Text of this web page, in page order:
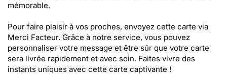
mémorable.
Pour faire plaisir à vos proches, envoyez cette carte via
Merci Facteur. Grâce à notre service, vous pouvez
personnaliser votre message et être sûr que votre carte
sera livrée rapidement et avec soin. Faites vivre des
instants uniques avec cette carte captivante !